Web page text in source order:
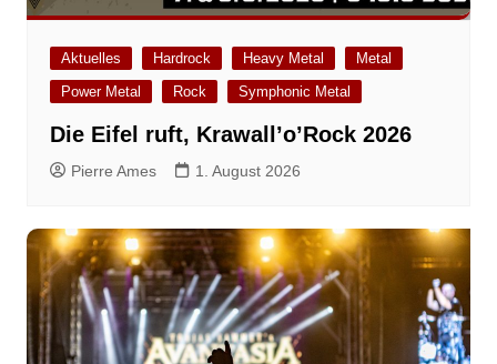
Aktuelles Hardrock Heavy Metal
Metal
Power Metal
Rock Symphonic Metal
Die Eifel ruft, Krawall’o’Rock 2026
Pierre Ames 1. August 2026